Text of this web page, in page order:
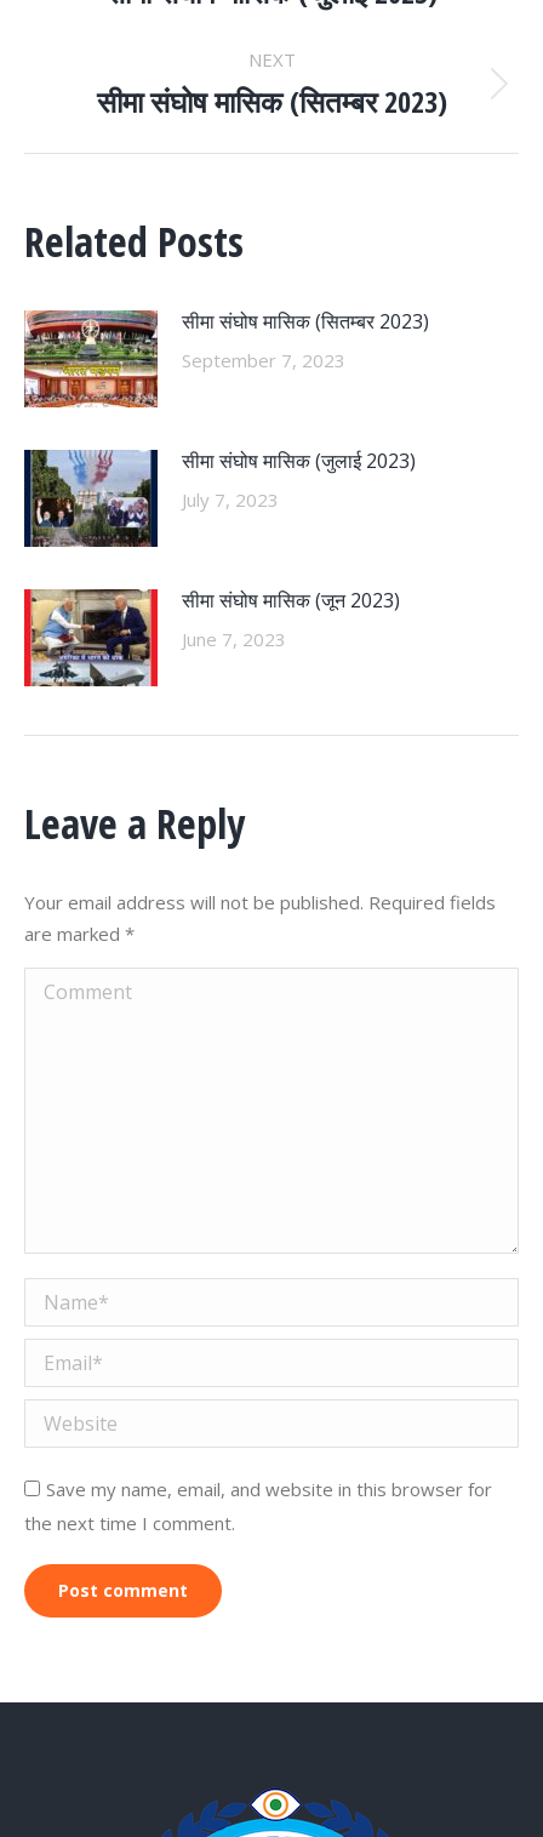
NEXT
Next
सीमा संघोष मासिक (सितम्बर 2023)
Related Posts
सीमा संघोष मासिक (सितम्बर 2023)
September 7, 2023
सीमा संघोष मासिक (जुलाई 2023)
July 7, 2023
सीमा संघोष मासिक (जून 2023)
June 7, 2023
Leave a Reply
Your email address will not be published. Required fields
are marked *
Comment
Name *
Email *
Website
Save my name, email, and website in this browser for
the next time I comment.
Post comment